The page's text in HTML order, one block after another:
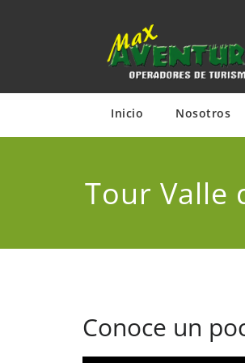
Inicio Nosotros
Tour Valle
Conoce un